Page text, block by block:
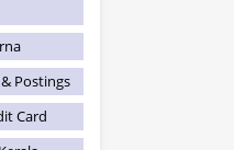
Postings
Card